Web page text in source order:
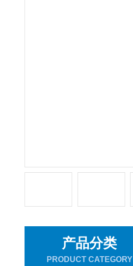
产品分类
PRODUCT CATEGORY